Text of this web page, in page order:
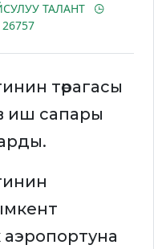
ТАЛАНТ
26757
төрагасы
иш сапары